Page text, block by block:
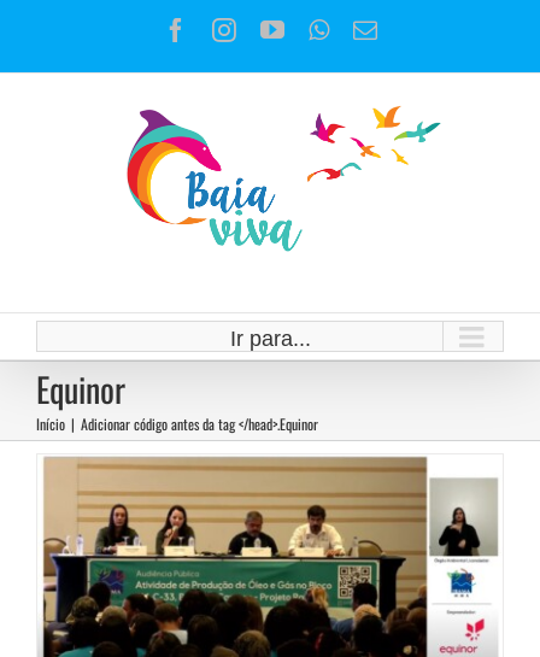
o
Facebook
Instagram
YouTubeWhatsApp
E-
Ir para...
Equinor
Início | Adicionar código antes da tag </head>.Equinor
Raia para a população norte
Notícias